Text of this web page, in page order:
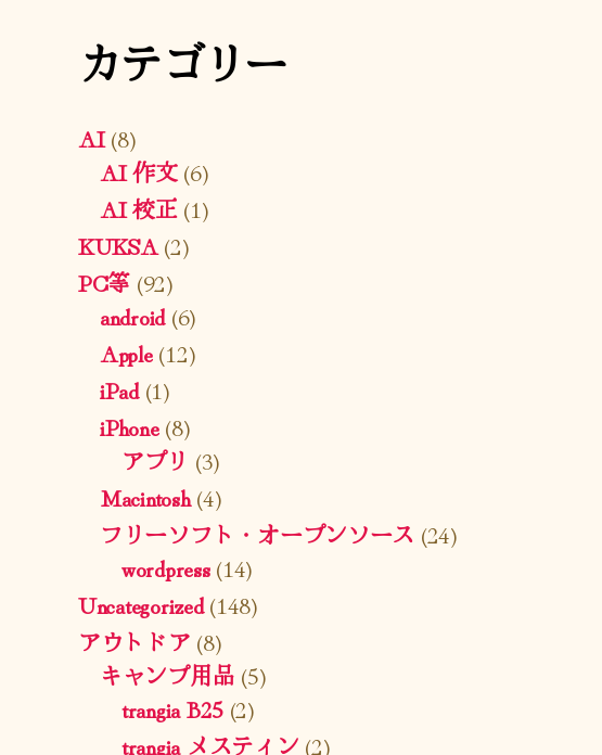
カテゴリー
AI(8)
AI 作文(6)
AI 校正(1)
KUKSA(2)
PC等 (92)
android(6)
Apple(12)
iPad(1)
iPhone(8)
アプリ (3)
Macintosh(4)
フリーソフト・オープンソース (24)
wordpress(14)
Uncategorized(148)
アウトドア (8)
キャンプ用品 (5)
trangia B25 (2)
trangia メスティン (2)